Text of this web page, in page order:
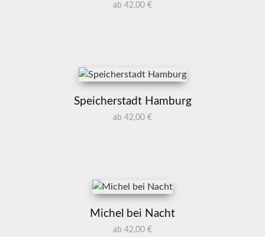
ab 42,00 €
Speicherstadt Hamburg
ab 42,00 €
Michel bei Nacht
ab 42,00 €